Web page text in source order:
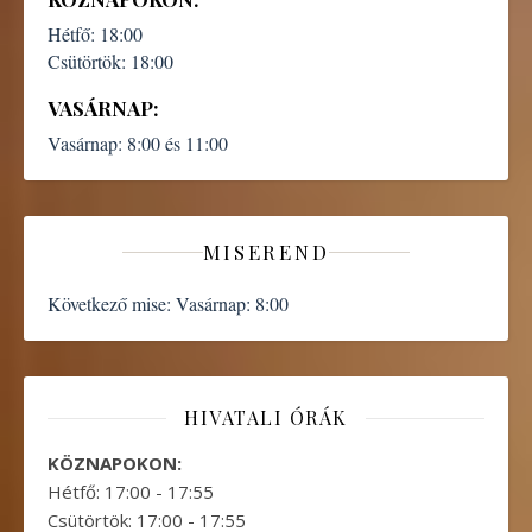
Hétfő: 18:00
Csütörtök: 18:00
VASÁRNAP:
Vasárnap: 8:00 és 11:00
MISEREND
Következő mise: Vasárnap: 8:00
HIVATALI ÓRÁK
KÖZNAPOKON:
Hétfő: 17:00 - 17:55
Csütörtök: 17:00 - 17:55